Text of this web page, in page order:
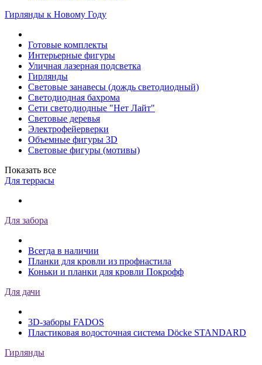
Гирлянды к Новому Году
Готовые комплекты
Интерьерные фигуры
Уличная лазерная подсветка
Гирлянды
Световые занавесы (дождь светодиодный)
Светодиодная бахрома
Сети светодиодные "Нет Лайт"
Световые деревья
Электрофейерверки
Объемные фигуры 3D
Световые фигуры (мотивы)
Показать все
Для террасы
Для забора
Всегда в наличии
Планки для кровли из профнастила
Коньки и планки для кровли Покрофф
Для дачи
3D-заборы FADOS
Пластиковая водосточная система Döcke STANDARD
Гирлянды